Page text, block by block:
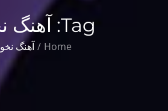
Tag: آهنگ
Home آهنگ